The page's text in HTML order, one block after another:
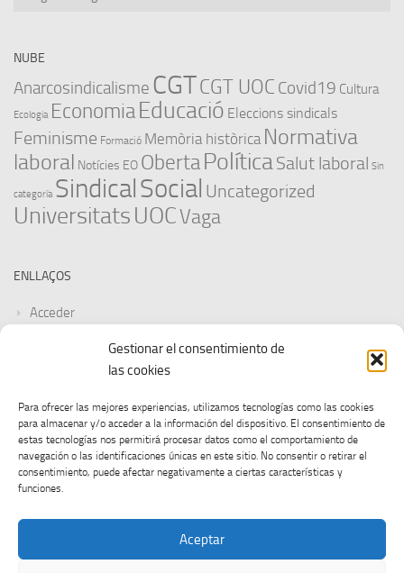
Gestionar el consentimiento de
las cookies
Para ofrecer las mejores experiencias, utilizamos tecnologías como las cookies
para almacenar y/o acceder a la información del dispositivo. El consentimiento de
estas tecnologías nos permitirá procesar datos como el comportamiento de
navegación o las identificaciones únicas en este sitio. No consentir o retirar el
consentimiento, puede afectar negativamente a ciertas características y
funciones.
Aceptar
NUBE
Anarcosindicalisme CGTCGT UOC Covid19 Cultura
Ecologia EconomiaEducació Eleccions sindicals
Feminisme Formació Memòria històrica Normativa
laboral Notícies EO ObertaPolíticaSalut laboral Sin
categoría SindicalSocial Uncategorized
UniversitatsUOCVaga
ENLLAÇOS
Acceder
Feed de entradas
WordPress.org